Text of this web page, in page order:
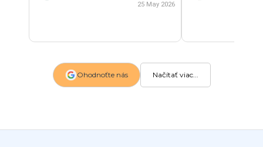
25 May 2026
Ohodnoťte nás Načítať viac...